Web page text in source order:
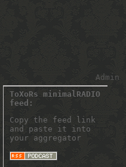
Admin
ToXoRs minimalRADIO
feed:
Copy the feed link
and paste it into
your aggregator